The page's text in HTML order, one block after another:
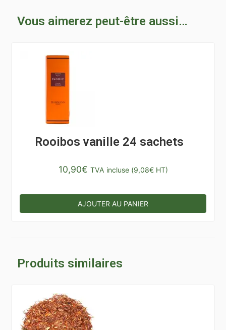
Vous aimerez peut-être aussi…
Rooibos vanille 24 sachets
10,90€ TVA incluse (9,08€HT)
AJOUTER AU PANIER
Produits similaires